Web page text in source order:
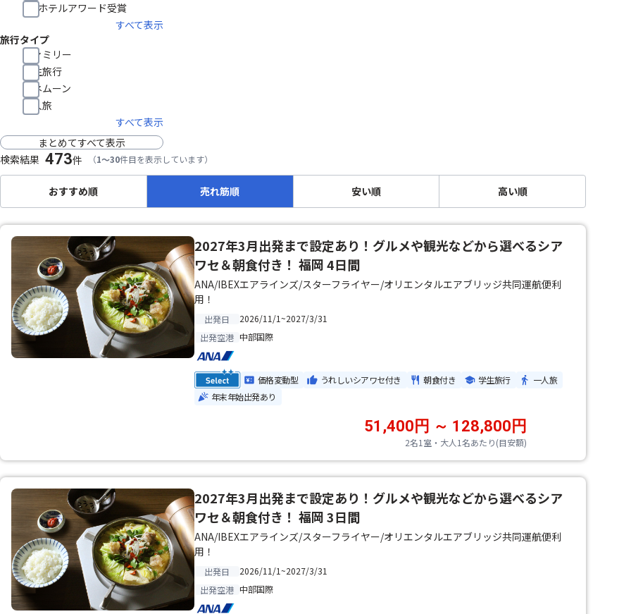
HISホテルアワード受賞
すべて表示
旅行タイプ
ファミリー
学生旅行
ハネムーン
一人旅
すべて表示
まとめてすべて表示
検索結果 473件 （1～30件目を表示しています）
おすすめ順 売れ筋順 安い順 高い順
2027年3月出発まで設定あり！グルメや観光などから選べるシア
ワセ＆朝食付き！ 福岡 4日間
ANA/IBEXエアラインズ/スターフライヤー/オリエンタルエアブリッジ共同運航便利
用！
出発日
2026/11/1~2027/3/31
出発空港 中部国際
価格変動型 うれしいシアワセ付き 朝食付き 学生旅行
一人旅
年末年始出発あり
2名1室・大人1名あたり(目安額)
51,400円 ～ 128,800円
2027年3月出発まで設定あり！グルメや観光などから選べるシア
ワセ＆朝食付き！ 福岡 3日間
ANA/IBEXエアラインズ/スターフライヤー/オリエンタルエアブリッジ共同運航便利
用！
出発日
2026/11/1~2027/3/31
出発空港 中部国際